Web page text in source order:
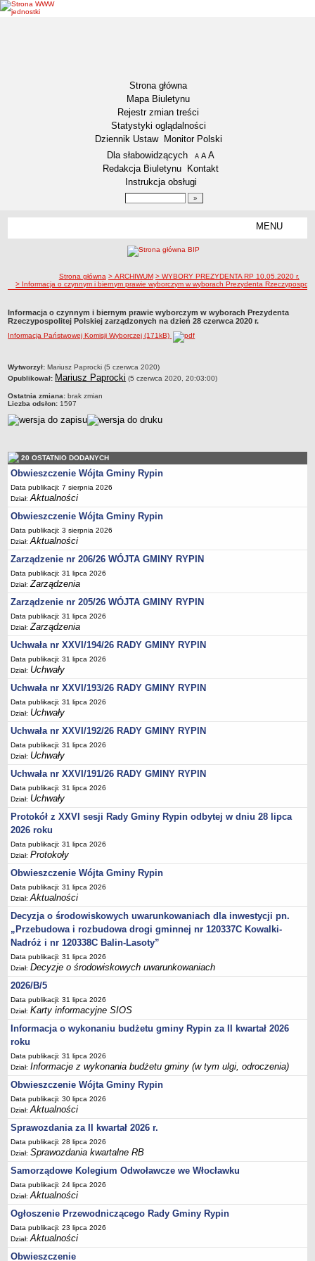
Strona główna
Mapa Biuletynu
Rejestr zmian treści
Statystyki oglądalności
Dziennik Ustaw
Monitor Polski
Menu dodatkowe
Dla słabowidzących A pomniejsz czcionkę
A standardowy rozmiar czcionki
A
Redakcja Biuletynu
Kontakt
Instrukcja obsługi
MENU
Status gminy
Lokalizacja
Insygnia gminy
Dane statystyczne
Związki i stowarzyszenia
Realizacja zadań publicznych
Rejestr zbiorów danych osobowych
Rejestr instytucji kultury
AKTUALNOŚCI I OGŁOSZENIA
URZĄD GMINY
Dane teleadresowe
Tabela informacyjna
Czas pracy urzędu
Nr konta bankowego, NIP, REGON
Pracownicy urzędu - urząd gminy
Pracownicy urzędu - baza magazynowo - warsztatowa
Kompetencje referatów
Regulamin organizacyjny
Regulamin naboru na wolne stanowiska urzędnicze
Ogłoszenia o naborze na wolne stanowiska urzędnicze
Lista kandydatów spełniających wymagania formalne w naborach na
wolne stanowiska urzędnicze
Wyniki naboru na wolne stanowiska urzędnicze
Petycje
Sygnaliści
Galeria
Raporty o stanie dostępności
Wnioski
WŁADZE I STRUKTURA
Struktura organizacyjna
Rada gminy
Wójt
Urząd gminy
Jednostki organizacyjne, GOPS, Instytucja kultury, OSP
Jednostki pomocnicze - sołectwa
Plan pracy komisji rewizyjnej
PRAWO LOKALNE
Statut
Strategia rozwoju
Uchwały
Projekty uchwał
Protokoły
Imienne wykazy głosowań radnych
Postać dokumentów
Akty Prawne, Dzienniki Ustaw, Monitory Polskie
Prawo miejscowe
Zarządzenia
Studium uwarunkowań i kierunków zagospodarowania
przestrzennego
Dane przestrzenne - MPZP
Stałe obwody głosowania, numery, granice oraz siedziby
obwodowych komisji wyborczych, opis granic okręgów wyborczych
Plan ogólny gminy Rypin
ścieżka nawigacji
Strona główna > ARCHIWUM > WYBORY PREZYDENTA RP 10.05.2020 r.
> Informacja o czynnym i biernym prawie wyborczym w wyborach Prezydenta
Informacja o czynnym i biernym prawie wyborczym w wyborach Prezydenta
Rzeczypospolitej Polskiej zarządzonych na dzień 28 czerwca 2020 r.
Informacja Państwowej Komisji Wyborczej (171kB)
metryczka
Wytworzył: Mariusz Paprocki (5 czerwca 2020)
Opublikował: Mariusz Paprocki (5 czerwca 2020, 20:03:00)
Ostatnia zmiana: brak zmian
Liczba odsłon: 1597
20 OSTATNIO DODANYCH
Obwieszczenie Wójta Gminy Rypin
Data publikacji: 7 sierpnia 2026
Dział:Aktualności
Obwieszczenie Wójta Gminy Rypin
Data publikacji: 3 sierpnia 2026
Dział:Aktualności
Zarządzenie nr 206/26 WÓJTA GMINY RYPIN
Data publikacji: 31 lipca 2026
Dział:Zarządzenia
Zarządzenie nr 205/26 WÓJTA GMINY RYPIN
Data publikacji: 31 lipca 2026
Dział:Zarządzenia
Uchwała nr XXVI/194/26 RADY GMINY RYPIN
Data publikacji: 31 lipca 2026
Dział: Uchwały
Uchwała nr XXVI/193/26 RADY GMINY RYPIN
Data publikacji: 31 lipca 2026
Dział: Uchwały
Uchwała nr XXVI/192/26 RADY GMINY RYPIN
Data publikacji: 31 lipca 2026
Dział: Uchwały
Uchwała nr XXVI/191/26 RADY GMINY RYPIN
Data publikacji: 31 lipca 2026
Dział: Uchwały
Protokół z XXVI sesji Rady Gminy Rypin odbytej w dniu 28 lipca
2026 roku
Data publikacji: 31 lipca 2026
Dział:Protokoły
Obwieszczenie Wójta Gminy Rypin
Data publikacji: 31 lipca 2026
Dział:Aktualności
Decyzja o środowiskowych uwarunkowaniach dla inwestycji pn.
„Przebudowa i rozbudowa drogi gminnej nr 120337C Kowalki-
Nadróż i nr 120338C Balin-Lasoty”
Data publikacji: 31 lipca 2026
Dział:Decyzje o środowiskowych uwarunkowaniach
2026/B/5
Data publikacji: 31 lipca 2026
Dział:Karty informacyjne SIOS
Informacja o wykonaniu budżetu gminy Rypin za II kwartał 2026
roku
Data publikacji: 31 lipca 2026
Dział:Informacje z wykonania budżetu gminy (w tym ulgi, odroczenia)
Obwieszczenie Wójta Gminy Rypin
Data publikacji: 30 lipca 2026
Dział:Aktualności
Sprawozdania za II kwartał 2026 r.
Data publikacji: 28 lipca 2026
Dział:Sprawozdania kwartalne RB
Samorządowe Kolegium Odwoławcze we Włocławku
Data publikacji: 24 lipca 2026
Dział:Aktualności
Ogłoszenie Przewodniczącego Rady Gminy Rypin
Data publikacji: 23 lipca 2026
Dział:Aktualności
Obwieszczenie